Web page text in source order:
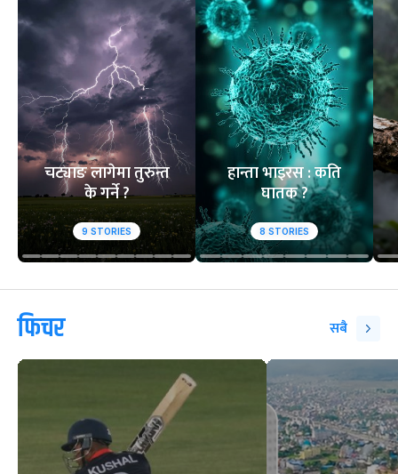
चट्याङ लागेमा तुरुन्त
के गर्ने ?
9 STORIES
हान्ता भाइरस : कति
घातक ?
8 STORIES
फिचर सबै